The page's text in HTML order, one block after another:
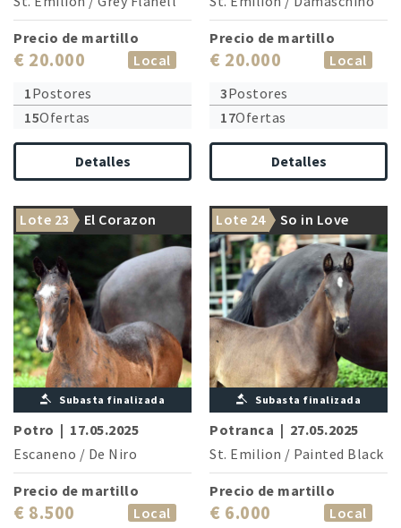
Precio de martillo
€ 20.000
Local
1Postores
15Ofertas
Detalles
Precio de martillo
€ 20.000
Local
3Postores
17Ofertas
Detalles
Lote 23 El Corazon
Subasta finalizada
Potro | 17.05.2025
Escaneno / De Niro
Precio de martillo
€ 8.500
Local
Lote 24 So in Love
Subasta finalizada
Potranca | 27.05.2025
St. Emilion / Painted Black
Precio de martillo
€ 6.000
Local